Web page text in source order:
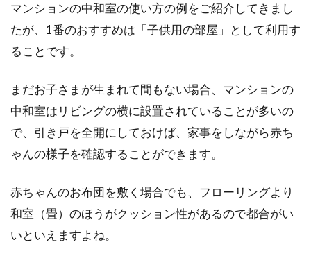
マンションの中和室の使い方の例をご紹介してきまし
たが、1番のおすすめは「子供用の部屋」として利用す
ることです。
まだお子さまが生まれて間もない場合、マンションの
中和室はリビングの横に設置されていることが多いの
で、引き戸を全開にしておけば、家事をしながら赤ち
ゃんの様子を確認することができます。
赤ちゃんのお布団を敷く場合でも、フローリングより
和室（畳）のほうがクッション性があるので都合がい
いといえますよね。